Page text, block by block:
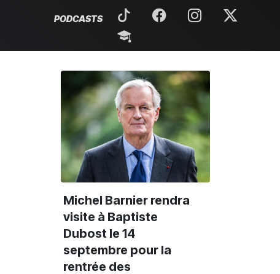
PODCASTS
Michel Barnier rendra
visite à Baptiste
Dubost le 14
septembre pour la
rentrée des